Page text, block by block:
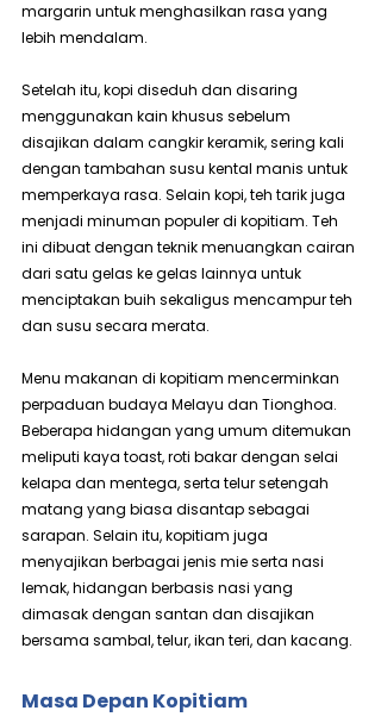
margarin untuk menghasilkan rasa yang
lebih mendalam.
Setelah itu, kopi diseduh dan disaring
menggunakan kain khusus sebelum
disajikan dalam cangkir keramik, sering kali
dengan tambahan susu kental manis untuk
memperkaya rasa. Selain kopi, teh tarik juga
menjadi minuman populer di kopitiam. Teh
ini dibuat dengan teknik menuangkan cairan
dari satu gelas ke gelas lainnya untuk
menciptakan buih sekaligus mencampur teh
dan susu secara merata.
Menu makanan di kopitiam mencerminkan
perpaduan budaya Melayu dan Tionghoa.
Beberapa hidangan yang umum ditemukan
meliputi kaya toast, roti bakar dengan selai
kelapa dan mentega, serta telur setengah
matang yang biasa disantap sebagai
sarapan. Selain itu, kopitiam juga
menyajikan berbagai jenis mie serta nasi
lemak, hidangan berbasis nasi yang
dimasak dengan santan dan disajikan
bersama sambal, telur, ikan teri, dan kacang.
Masa Depan Kopitiam